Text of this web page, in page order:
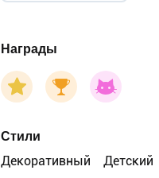
Награды
Стили
Декоративный
Детский